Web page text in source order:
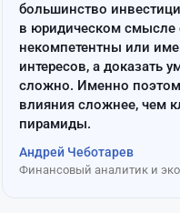
большинство
в юридическом смысле
некомпетентны или
интересов, а доказать
сложно. Именно
влияния сложнее, чем
пирамиды.
Андрей Чеботарев
Финансовый аналитик и